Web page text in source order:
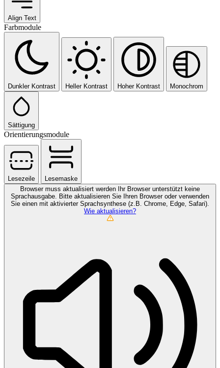
Align Text
Farbmodule
Dunkler Kontrast Heller Kontrast Hoher Kontrast Monochrom
Sättigung
Orientierungsmodule
Lesezeile
Lesemaske
Browser muss aktualisiert werden
Ihr Browser unterstützt keine
Sprachausgabe. Bitte aktualisieren Sie Ihren Browser oder verwenden
Sie einen mit aktivierter Sprachsynthese (z.B. Chrome, Edge, Safari).
Wie aktualisieren?